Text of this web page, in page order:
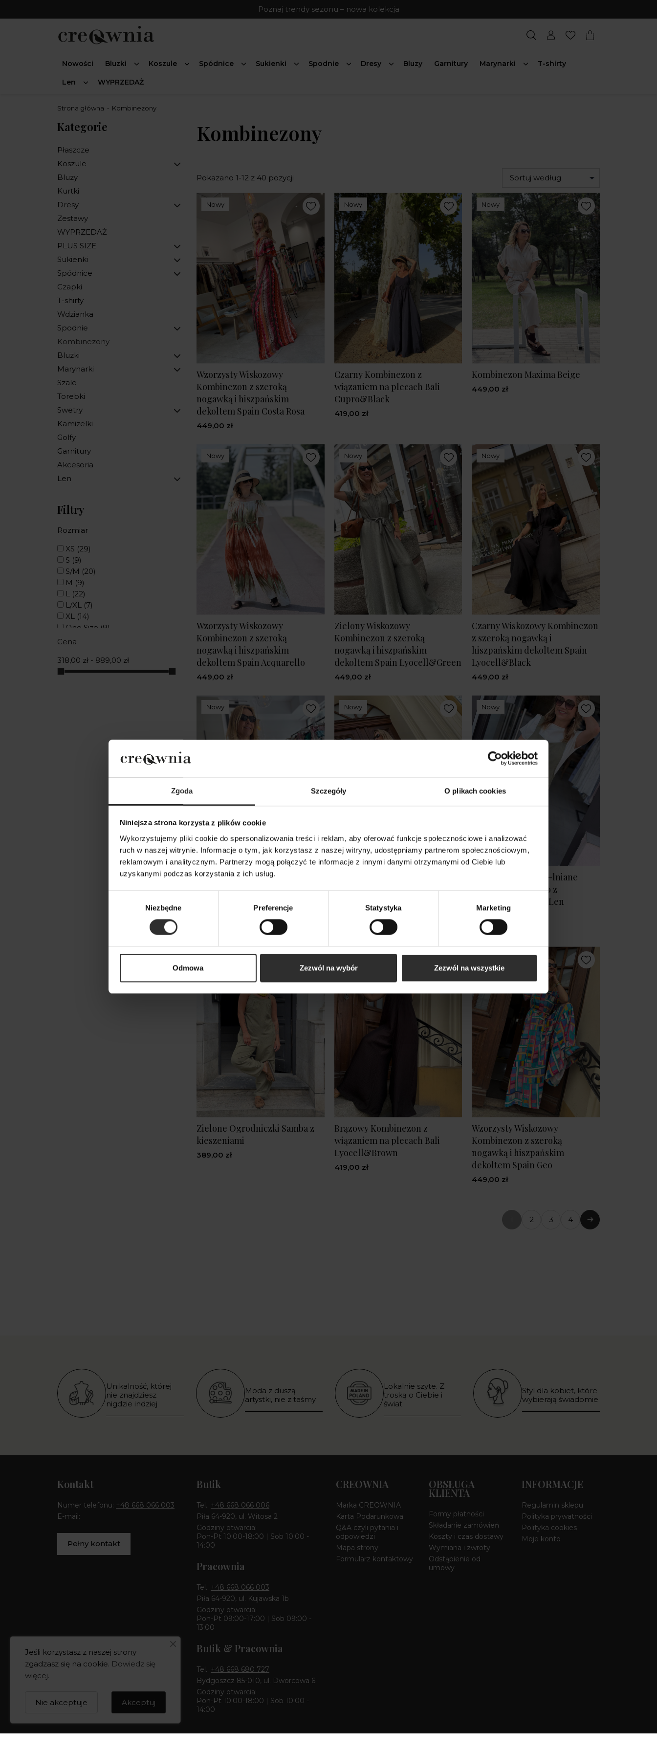
Zgoda Szczegóły O plikach cookies
Niniejsza strona korzysta z plików cookie
Wykorzystujemy pliki cookie do spersonalizowania treści i reklam, aby oferować funkcje społecznościowe i analizować
ruch w naszej witrynie. Informacje o tym, jak korzystasz z naszej witryny, udostępniamy partnerom społecznościowym,
reklamowym i analitycznym. Partnerzy mogą połączyć te informacje z innymi danymi otrzymanymi od Ciebie lub
uzyskanymi podczas korzystania z ich usług.
Niezbędne Preferencje Statystyka Marketing
Odmowa Zezwól na wybór Zezwól na wszystkie
Poznaj trendy sezonu – nowa kolekcja
Nowości Bluzki Koszule Spódnice Sukienki Spodnie Dresy Bluzy Garnitury Marynarki T-shirty
Len WYPRZEDAŻ
Strona główna Kombinezony
Kategorie
Płaszcze
Koszule
Bluzy
Kurtki
Dresy
Zestawy
WYPRZEDAŻ
PLUS SIZE
Sukienki
Spódnice
Czapki
T-shirty
Wdzianka
Spodnie
Kombinezony
Bluzki
Marynarki
Szale
Torebki
Swetry
Kamizelki
Golfy
Garnitury
Akcesoria
Len
Filtry
Rozmiar
XS (29)
S (9)
S/M (20)
M (9)
L (22)
L/XL (7)
XL (14)
One Size (9)
XS/S
XS/SM (1)
Cena
318,00 zł - 889,00 zł
Kombinezony
Pokazano 1-12 z 40 pozycji Sortuj według
Nowy
Wzorzysty Wiskozowy
Kombinezon z szeroką
nogawką i hiszpańskim
dekoltem Spain Costa Rosa
449,00 zł
Nowy
Czarny Kombinezon z
wiązaniem na plecach Bali
Cupro&Black
419,00 zł
Nowy
Kombinezon Maxima Beige
449,00 zł
Nowy
Wzorzysty Wiskozowy
Kombinezon z szeroką
nogawką i hiszpańskim
dekoltem Spain Acquarello
449,00 zł
Nowy
Zielony Wiskozowy
Kombinezon z szeroką
nogawką i hiszpańskim
dekoltem Spain Lyocell&Green
449,00 zł
Nowy
Czarny Wiskozowy Kombinezon
z szeroką nogawką i
hiszpańskim dekoltem Spain
Lyocell&Black
449,00 zł
Nowy
Czarny Krótki Kombinezon na
ramiączkach odkrywający plecy
Nowy
Kombinezon z szeroką
dekoltem Spain Oxford
449,00 zł
Nowy
Zielone wiskozowo-lniane
Ogrodniczki na lato z
kieszeniami Green Len
Zielone Ogrodniczki Samba z
kieszeniami
389,00 zł
Brązowy Kombinezon z
wiązaniem na plecach Bali
Lyocell&Brown
419,00 zł
Wzorzysty Wiskozowy
Kombinezon z szeroką
nogawką i hiszpańskim
dekoltem Spain Geo
449,00 zł
1(bieżąca
strona)
2 3 4 Następny
Unikalność, której
nie znajdziesz
nigdzie indziej
Moda z duszą
artystki, nie z taśmy
Lokalnie szyte. Z
troską o Ciebie i
świat
Styl dla kobiet, które
wybierają świadomie
Kontakt
Numer telefonu: +48 668 066 003
E-mail:
Pełny kontakt
Butik
Tel.: +48 668 066 006
Piła 64-920, ul. Witosa 2
Godziny otwarcia:
Pon-Pt 10:00-18:00 | Sob 10:00 -
14:00
Pracownia
Tel.: +48 668 066 003
Piła 64-920, ul. Kujawska 1b
Godziny otwarcia:
Pon-Pt 09:00-17:00 | Sob 09:00 -
13:00
Butik & Pracownia
Tel.: +48 668 680 727
Bydgoszcz 85-010, ul. Dworcowa 6
Godziny otwarcia:
Pon-Pt 10:00-18:00 | Sob 10:00 -
14:00
CREOWNIA
Marka CREOWNIA
Karta Podarunkowa
Q&A czyli pytania i
odpowiedzi
Mapa strony
Formularz kontaktowy
OBSŁUGA
KLIENTA
Formy płatności
Składanie zamówień
Koszty i czas dostawy
Wymiana i zwroty
Odstąpienie od
umowy
INFORMACJE
Regulamin sklepu
Polityka prywatności
Polityka cookies
Moje konto
Jeśli korzystasz z naszej strony
zgadzasz się na cookie. Dowiedz się
więcej.
Akceptuj
Nie akceptuje